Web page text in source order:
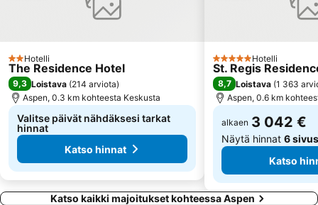
2 Tähtiluokitus
Hotelli
The Residence Hotel
9,3 Loistava (214 arviota)
Aspen, 0.3 km kohteesta Keskusta
Valitse päivät nähdäksesi tarkat
hinnat
Katso hinnat
5 Tähtiluokitus
Hotelli
St. Regis
8,7 Loistava (1 363
Aspen, 0.6 km
alkaen 3 042 €
Näytä hinnat 6
Katso
Katso kaikki majoitukset kohteessa Aspen